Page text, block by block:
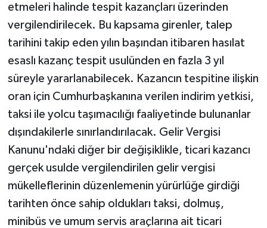
etmeleri halinde tespit kazançları üzerinden
vergilendirilecek. Bu kapsama girenler, talep
tarihini takip eden yılın başından itibaren hasılat
esaslı kazanç tespit usulünden en fazla 3 yıl
süreyle yararlanabilecek. Kazancın tespitine ilişkin
oran için Cumhurbaşkanına verilen indirim yetkisi,
taksi ile yolcu taşımacılığı faaliyetinde bulunanlar
dışındakilerle sınırlandırılacak. Gelir Vergisi
Kanunu'ndaki diğer bir değişiklikle, ticari kazancı
gerçek usulde vergilendirilen gelir vergisi
mükelleflerinin düzenlemenin yürürlüğe girdiği
tarihten önce sahip oldukları taksi, dolmuş,
minibüs ve umum servis araçlarına ait ticari